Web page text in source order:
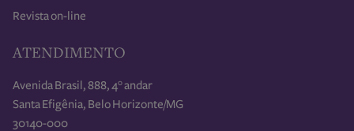
Revista on-line
ATENDIMENTO
Avenida Brasil, 888, 4° andar
Santa Efigênia, Belo Horizonte/MG
30140-000